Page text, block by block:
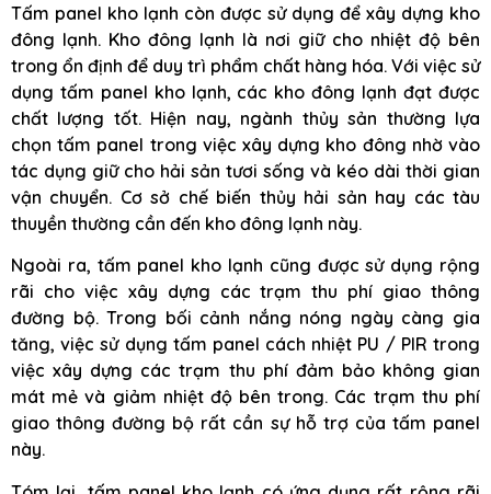
Tấm panel kho lạnh còn được sử dụng để xây dựng kho
đông lạnh. Kho đông lạnh là nơi giữ cho nhiệt độ bên
trong ổn định để duy trì phẩm chất hàng hóa. Với việc sử
dụng tấm panel kho lạnh, các kho đông lạnh đạt được
chất lượng tốt. Hiện nay, ngành thủy sản thường lựa
chọn tấm panel trong việc xây dựng kho đông nhờ vào
tác dụng giữ cho hải sản tươi sống và kéo dài thời gian
vận chuyển. Cơ sở chế biến thủy hải sản hay các tàu
thuyền thường cần đến kho đông lạnh này.
Ngoài ra, tấm panel kho lạnh cũng được sử dụng rộng
rãi cho việc xây dựng các trạm thu phí giao thông
đường bộ. Trong bối cảnh nắng nóng ngày càng gia
tăng, việc sử dụng tấm panel cách nhiệt PU / PIR trong
việc xây dựng các trạm thu phí đảm bảo không gian
mát mẻ và giảm nhiệt độ bên trong. Các trạm thu phí
giao thông đường bộ rất cần sự hỗ trợ của tấm panel
này.